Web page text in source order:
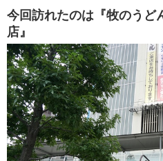
今回訪れたのは『牧のうど
店』